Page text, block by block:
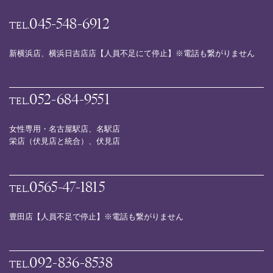
TEL.045-548-6912
新横浜店、横浜日吉店店【人員不足にて停止】※電話も繋がりません
TEL.052-684-9551
女性専用・名古屋駅店、名駅店
栄店（伏見店と統合）、伏見店
TEL.0565-47-1815
豊田店【人員不足で停止】※電話も繋がりません
TEL.092-836-8538